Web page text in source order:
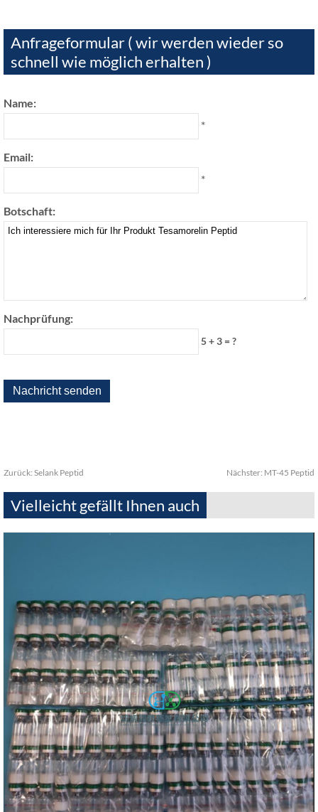
Anfrageformular ( wir werden wieder so
schnell wie möglich erhalten )
Name:
*
Email:
*
Botschaft:
Nachprüfung:
5 + 3 = ?
Zurück: Selank Peptid Nächster: MT-45 Peptid
Vielleicht gefällt Ihnen auch